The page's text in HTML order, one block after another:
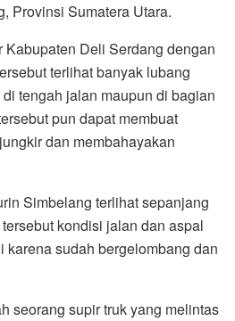
Provinsi Sumatera Utara.
Deli Serdang dengan
terlihat banyak lubang
tengah jalan maupun di bagian
pun dapat membuat
dan membahayakan
Simbelang terlihat sepanjang
kondisi jalan dan aspal
sudah bergelombang dan
seorang supir truk yang melintas